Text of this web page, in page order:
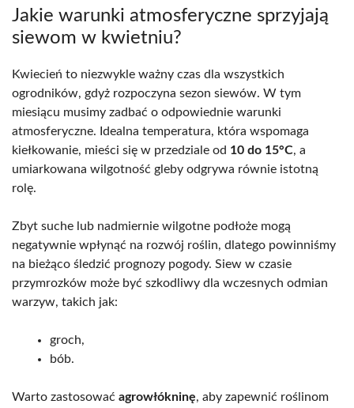
Jakie warunki atmosferyczne sprzyjają
siewom w kwietniu?
Kwiecień to niezwykle ważny czas dla wszystkich
ogrodników, gdyż rozpoczyna sezon siewów. W tym
miesiącu musimy zadbać o odpowiednie warunki
atmosferyczne. Idealna temperatura, która wspomaga
kiełkowanie, mieści się w przedziale od 10 do 15°C, a
umiarkowana wilgotność gleby odgrywa równie istotną
rolę.
Zbyt suche lub nadmiernie wilgotne podłoże mogą
negatywnie wpłynąć na rozwój roślin, dlatego powinniśmy
na bieżąco śledzić prognozy pogody. Siew w czasie
przymrozków może być szkodliwy dla wczesnych odmian
warzyw, takich jak:
groch,
bób.
Warto zastosować agrowłókninę, aby zapewnić roślinom